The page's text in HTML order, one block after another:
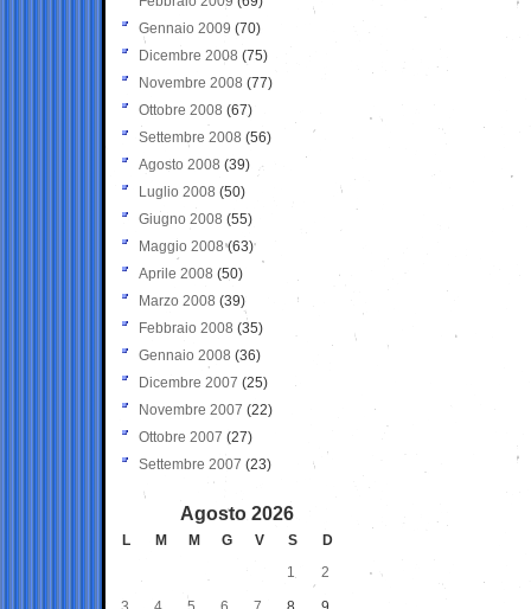
Gennaio 2009 (70)
Dicembre 2008 (75)
Novembre 2008 (77)
Ottobre 2008 (67)
Settembre 2008 (56)
Agosto 2008 (39)
Luglio 2008 (50)
Giugno 2008 (55)
Maggio 2008(63)
Aprile 2008 (50)
Marzo 2008 (39)
Febbraio 2008 (35)
Gennaio 2008 (36)
Dicembre 2007 (25)
Novembre 2007 (22)
Ottobre 2007 (27)
Settembre 2007 (23)
Agosto 2026
L M M G V S
D
1
2